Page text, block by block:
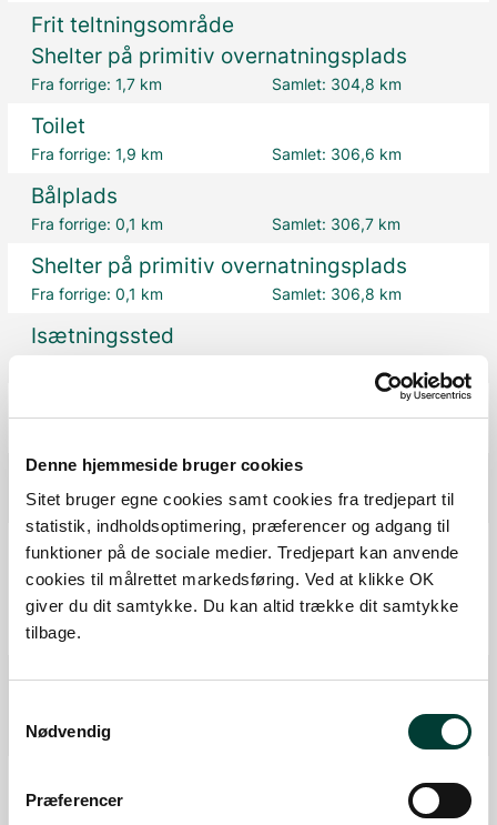
Denne hjemmeside bruger cookies
Sitet bruger egne cookies samt cookies fra tredjepart til
statistik, indholdsoptimering, præferencer og adgang til
funktioner på de sociale medier. Tredjepart kan anvende
cookies til målrettet markedsføring. Ved at klikke OK
giver du dit samtykke. Du kan altid trække dit samtykke
tilbage.
Nødvendig
Præferencer
Frit teltningsområde
Shelter på primitiv overnatningsplads
Fra forrige:1,7 km Samlet: 304,8 km
Toilet
Fra forrige:1,9 km Samlet: 306,6 km
Bålplads
Fra forrige:0,1 km Samlet: 306,7 km
Shelter på primitiv overnatningsplads
Fra forrige:0,1 km Samlet: 306,8 km
Isætningssted
Kano/kajak rastested
Fra forrige: 0,1 km Samlet:307,8 km
Shelter på primitiv overnatningsplads
Bålplads
Toilet
Fra forrige:
P-plads
Fra forrige:
Fra forrige:2,2 km